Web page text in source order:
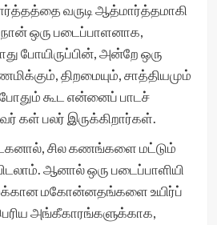
வருடி ஆத்மார்த்தமாகி
ஒரு படைப்பாளனாக,
போயிருப்பின், அன்றே ஒரு
திறமையும், சாத்தியமும்
கூட என்னைப் பாடச்
கள் பலர் இருக்கிறார்கள்.
சில கணங்களை மட்டும்
ஆனால் ஒரு படைப்பாளியி
மகோன்னதங்களை உயிர்ப்
பெரிய அங்கீகாரங்களுக்காக,